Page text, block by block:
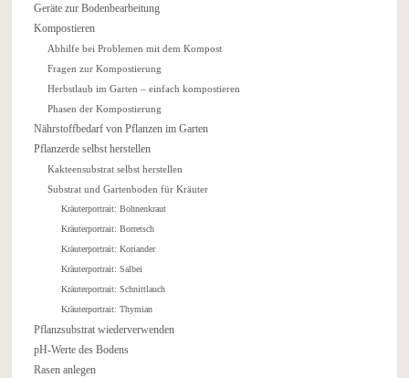
Geräte zur Bodenbearbeitung
Kompostieren
Abhilfe bei Problemen mit dem Kompost
Fragen zur Kompostierung
Herbstlaub im Garten – einfach kompostieren
Phasen der Kompostierung
Nährstoffbedarf von Pflanzen im Garten
Pflanzerde selbst herstellen
Kakteensubstrat selbst herstellen
Substrat und Gartenboden für Kräuter
Kräuterportrait: Bohnenkraut
Kräuterportrait: Borretsch
Kräuterportrait: Koriander
Kräuterportrait: Salbei
Kräuterportrait: Schnittlauch
Kräuterportrait: Thymian
Pflanzsubstrat wiederverwenden
pH-Werte des Bodens
Rasen anlegen